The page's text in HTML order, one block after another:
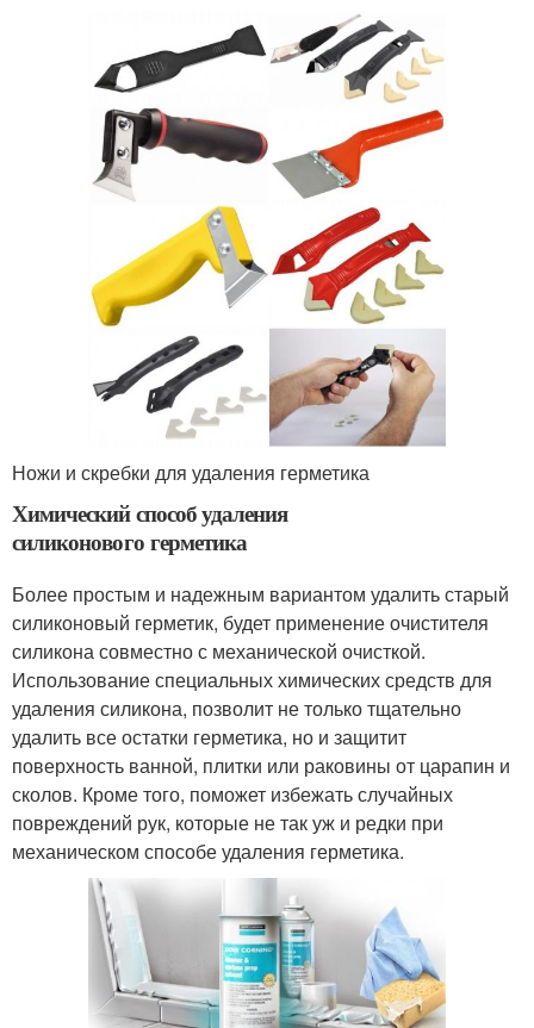
Ножи и скребки для удаления герметика
Химический способ удаления
силиконового герметика
Более простым и надежным вариантом удалить старый
силиконовый герметик, будет применение очистителя
силикона совместно с механической очисткой.
Использование специальных химических средств для
удаления силикона, позволит не только тщательно
удалить все остатки герметика, но и защитит
поверхность ванной, плитки или раковины от царапин и
сколов. Кроме того, поможет избежать случайных
повреждений рук, которые не так уж и редки при
механическом способе удаления герметика.